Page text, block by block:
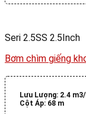
Seri 2.5SS 2.5Inch
Bơm chìm giếng
Lưu Lượng: 2.4
Cột Áp: 68 m